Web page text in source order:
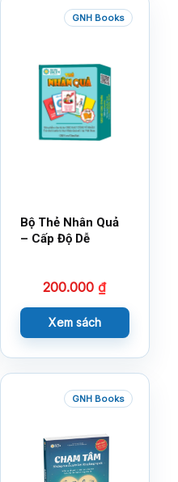
GNH Books
Bộ Thẻ Nhân Quả
– Cấp Độ Dễ
200.000₫
Xem sách
GNH Books